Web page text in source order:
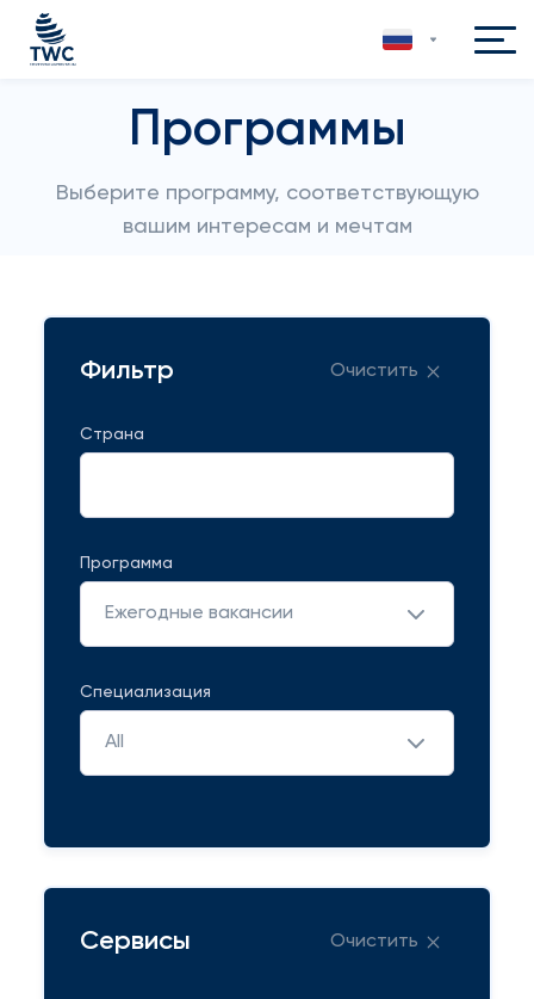
Программы
Выберите программу, соответствующую
вашим интересам и мечтам
Фильтр Очистить
Страна
Программа
Ежегодные вакансии
Специализация
All
Сервисы Очистить